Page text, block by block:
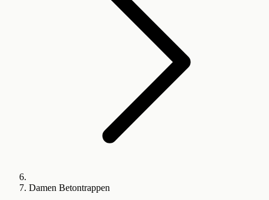
Damen Betontrappen